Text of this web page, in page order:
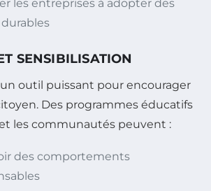
les entreprises à adopter des
SENSIBILISATION
un outil puissant pour encourager
Des programmes éducatifs
les communautés peuvent :
des comportements